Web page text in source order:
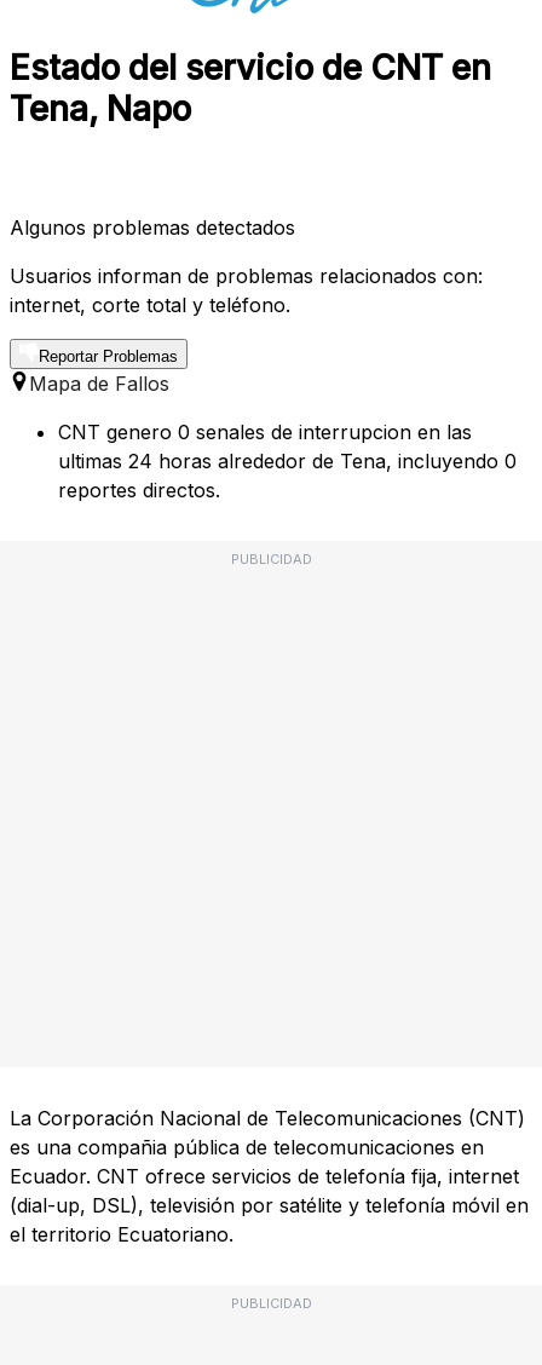
Estado del servicio de CNT en
Tena, Napo
Algunos problemas detectados
Usuarios informan de problemas relacionados con:
internet, corte total y teléfono.
Reportar Problemas
Mapa de Fallos
CNT genero 0 senales de interrupcion en las
ultimas 24 horas alrededor de Tena, incluyendo 0
reportes directos.
PUBLICIDAD
La Corporación Nacional de Telecomunicaciones (CNT)
es una compañia pública de telecomunicaciones en
Ecuador. CNT ofrece servicios de telefonía fija, internet
(dial-up, DSL), televisión por satélite y telefonía móvil en
el territorio Ecuatoriano.
PUBLICIDAD